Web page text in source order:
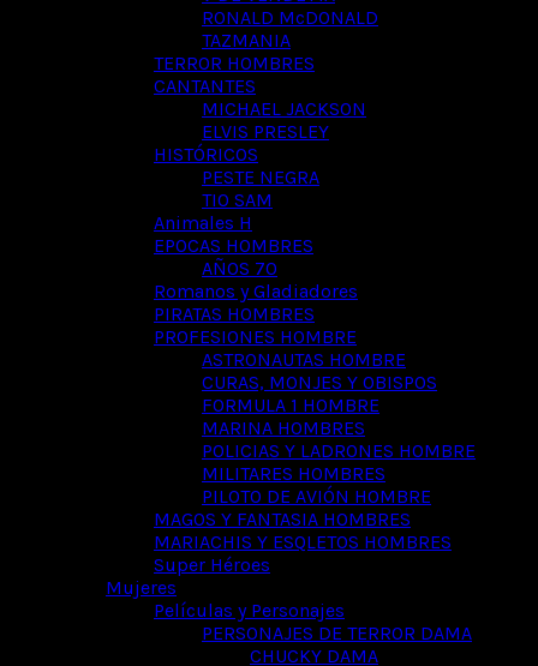
RONALD McDONALD
TAZMANIA
TERROR HOMBRES
CANTANTES
MICHAEL JACKSON
ELVIS PRESLEY
HISTÓRICOS
PESTE NEGRA
TIO SAM
Animales H
EPOCAS HOMBRES
AÑOS 70
Romanos y Gladiadores
PIRATAS HOMBRES
PROFESIONES HOMBRE
ASTRONAUTAS HOMBRE
CURAS, MONJES Y OBISPOS
FORMULA 1 HOMBRE
MARINA HOMBRES
POLICIAS Y LADRONES HOMBRE
MILITARES HOMBRES
PILOTO DE AVIÓN HOMBRE
MAGOS Y FANTASIA HOMBRES
MARIACHIS Y ESQLETOS HOMBRES
Super Héroes
Mujeres
Películas y Personajes
PERSONAJES DE TERROR DAMA
CHUCKY DAMA